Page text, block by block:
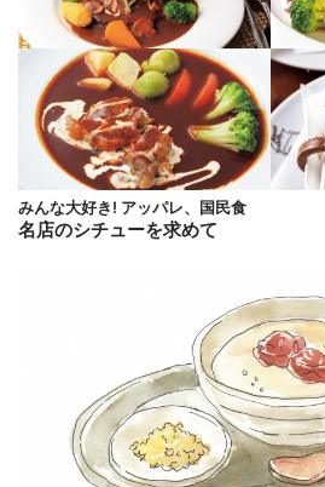
みんな大好き! アッパレ、国民食
名店のシチューを求めて